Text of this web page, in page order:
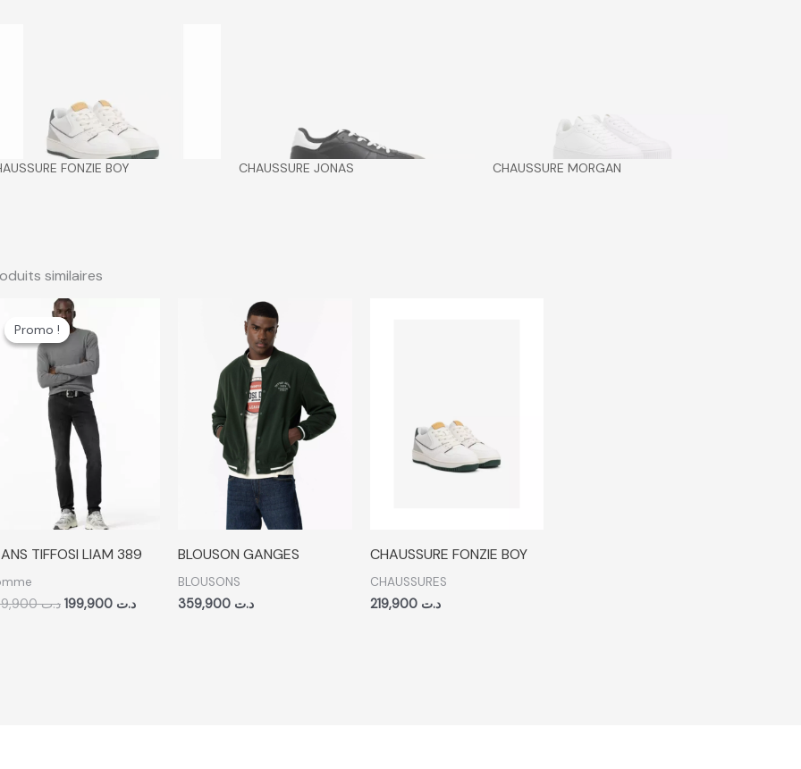
FONZIE BOY CHAUSSURE JONAS CHAUSSURE MORGAN
similaires
Promo !
Promo !
TIFFOSI LIAM 389
د.ت299,900
Le
prix
initial
était :
د.ت
BLOUSON GANGES
BLOUSONS
د.ت 359,900
CHAUSSURE FONZIE BOY
CHAUSSURES
د.ت 219,900